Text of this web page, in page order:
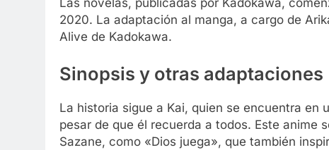
2020. La adaptación al manga, a cargo de
Alive de Kadokawa.
Sinopsis y otras adaptaciones
La historia sigue a Kai, quien se encuentra en
pesar de que él recuerda a todos. Este anime
Sazane, como «Dios juega», que también